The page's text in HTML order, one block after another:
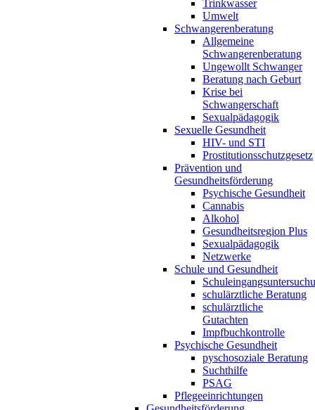
Trinkwasser
Umwelt
Schwangerenberatung
Allgemeine
Schwangerenberatung
Ungewollt Schwanger
Beratung nach Geburt
Krise bei
Schwangerschaft
Sexualpädagogik
Sexuelle Gesundheit
HIV- und STI
Prostitutionsschutzgesetz
Prävention und
Gesundheitsförderung
Psychische Gesundheit
Cannabis
Alkohol
Gesundheitsregion Plus
Sexualpädagogik
Netzwerke
Schule und Gesundheit
schulärztliche Beratung
schulärztliche
Gutachten
Impfbuchkontrolle
Psychische Gesundheit
pyschosoziale Beratung
Suchthilfe
PSAG
Pflegeeinrichtungen